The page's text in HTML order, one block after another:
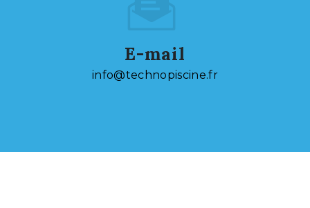
E-mail
info@technopiscine.fr